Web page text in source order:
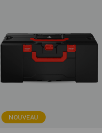
NOUVEAU